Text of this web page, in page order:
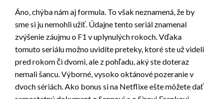
Áno, chýba nám aj formula. To však neznamená, že by
sme si ju nemohli užiť. Údajne tento seriál znamenal
zvýšenie záujmu o F1 v uplynulých rokoch. Vďaka
tomuto seriálu možno uvidíte preteky, ktoré ste už videli
pred rokom či dvomi, ale z pohľadu, aký ste doteraz
nemali šancu. Výborné, vysoko oktánové pozeranie v
dvoch sériách. Ako bonus si na Netflixe ešte môžete dať